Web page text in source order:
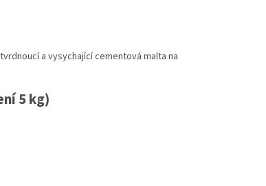
a vysychající cementová malta na
5 kg)